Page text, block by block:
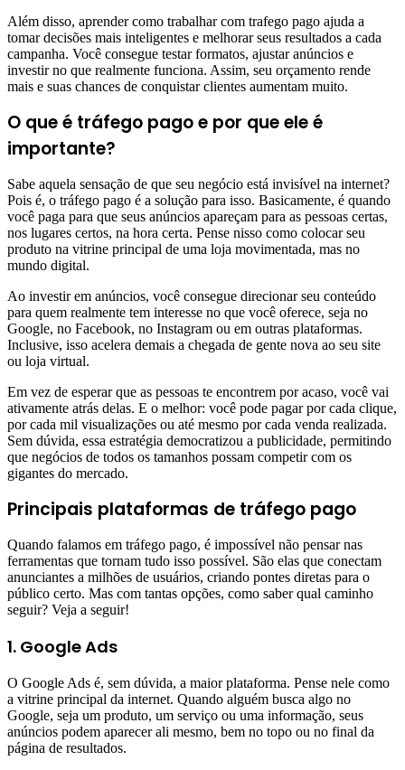
Além disso, aprender como trabalhar com trafego pago ajuda a
tomar decisões mais inteligentes e melhorar seus resultados a cada
campanha. Você consegue testar formatos, ajustar anúncios e
investir no que realmente funciona. Assim, seu orçamento rende
mais e suas chances de conquistar clientes aumentam muito.
O que é tráfego pago e por que ele é
importante?
Sabe aquela sensação de que seu negócio está invisível na internet?
Pois é, o tráfego pago é a solução para isso. Basicamente, é quando
você paga para que seus anúncios apareçam para as pessoas certas,
nos lugares certos, na hora certa. Pense nisso como colocar seu
produto na vitrine principal de uma loja movimentada, mas no
mundo digital.
Ao investir em anúncios, você consegue direcionar seu conteúdo
para quem realmente tem interesse no que você oferece, seja no
Google, no Facebook, no Instagram ou em outras plataformas.
Inclusive, isso acelera demais a chegada de gente nova ao seu site
ou loja virtual.
Em vez de esperar que as pessoas te encontrem por acaso, você vai
ativamente atrás delas. E o melhor: você pode pagar por cada clique,
por cada mil visualizações ou até mesmo por cada venda realizada.
Sem dúvida, essa estratégia democratizou a publicidade, permitindo
que negócios de todos os tamanhos possam competir com os
gigantes do mercado.
Principais plataformas de tráfego pago
Quando falamos em tráfego pago, é impossível não pensar nas
ferramentas que tornam tudo isso possível. São elas que conectam
anunciantes a milhões de usuários, criando pontes diretas para o
público certo. Mas com tantas opções, como saber qual caminho
seguir? Veja a seguir!
1. Google Ads
O Google Ads é, sem dúvida, a maior plataforma. Pense nele como
a vitrine principal da internet. Quando alguém busca algo no
Google, seja um produto, um serviço ou uma informação, seus
anúncios podem aparecer ali mesmo, bem no topo ou no final da
página de resultados.